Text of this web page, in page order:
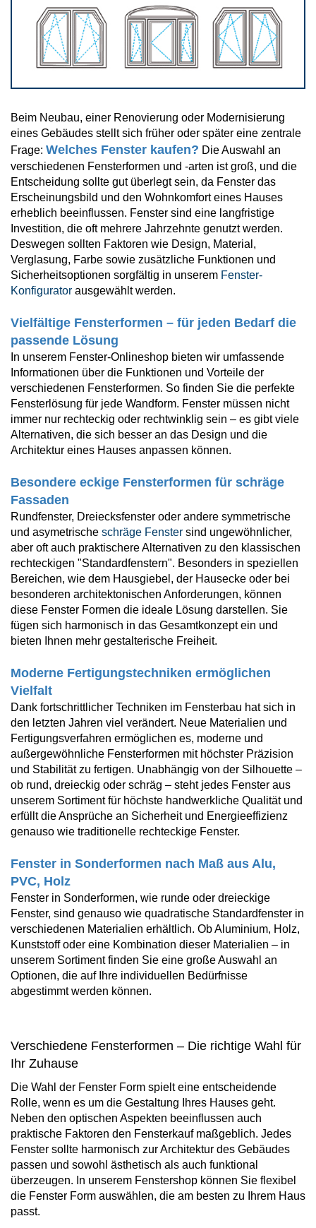
Durchreichefenster
Englische Schiebefenster
Loftfenster
Nach aussen öffnende
Niederländische Fenster
Renovationsfenster
Schiebefenster
Stahlfenster
Verglasung
Hebeschiebetüren Holz
Hebeschiebetüren Holz-Alu
FALTSCHIEBETÜREN NACH MATERIAL
Faltschiebetüren Aluminium
Faltschiebetüren Holz
PSK konfigurieren
Nebeneinganstüren
Pivottüren
Rollläden konfigurieren
WEITERE OPTIONEN
Rollläden Übersicht
Fensterläden
Textilscreens
Insektenschutz Plissee
Fensterscheiben
Fensterkopplungen
Montagematerial
Rollladenzubehör
WEITERE ZUBEHÖRTEILE
Fensterverglasung
Tür- und Fensterbeschläge
Fensterdichtungen
Folienfächer / Farbmuster
Insektenschutz
Anleitungen
THEMEN
Erklärvideos
Energiesparfenster
Sicherheitsfenster
Schallschutzfenster
Dreiecksfenster
Innenfenster
Sprossenfenster
Brandschutzfenster
Fensterfarben
Smart-Home Lösungen
Beim Neubau, einer Renovierung oder Modernisierung
eines Gebäudes stellt sich früher oder später eine zentrale
Frage: Welches Fenster kaufen? Die Auswahl an
verschiedenen Fensterformen und -arten ist groß, und die
Entscheidung sollte gut überlegt sein, da Fenster das
Erscheinungsbild und den Wohnkomfort eines Hauses
erheblich beeinflussen. Fenster sind eine langfristige
Investition, die oft mehrere Jahrzehnte genutzt werden.
Deswegen sollten Faktoren wie Design, Material,
Verglasung, Farbe sowie zusätzliche Funktionen und
Sicherheitsoptionen sorgfältig in unserem Fenster-
Konfigurator ausgewählt werden.
Vielfältige Fensterformen – für jeden Bedarf die
passende Lösung
In unserem Fenster-Onlineshop bieten wir umfassende
Informationen über die Funktionen und Vorteile der
verschiedenen Fensterformen. So finden Sie die perfekte
Fensterlösung für jede Wandform. Fenster müssen nicht
immer nur rechteckig oder rechtwinklig sein – es gibt viele
Alternativen, die sich besser an das Design und die
Architektur eines Hauses anpassen können.
Besondere eckige Fensterformen für schräge
Fassaden
Rundfenster, Dreiecksfenster oder andere symmetrische
und asymetrische schräge Fenster sind ungewöhnlicher,
aber oft auch praktischere Alternativen zu den klassischen
rechteckigen "Standardfenstern". Besonders in speziellen
Bereichen, wie dem Hausgiebel, der Hausecke oder bei
besonderen architektonischen Anforderungen, können
diese Fenster Formen die ideale Lösung darstellen. Sie
fügen sich harmonisch in das Gesamtkonzept ein und
bieten Ihnen mehr gestalterische Freiheit.
Moderne Fertigungstechniken ermöglichen
Vielfalt
Dank fortschrittlicher Techniken im Fensterbau hat sich in
den letzten Jahren viel verändert. Neue Materialien und
Fertigungsverfahren ermöglichen es, moderne und
außergewöhnliche Fensterformen mit höchster Präzision
und Stabilität zu fertigen. Unabhängig von der Silhouette –
ob rund, dreieckig oder schräg – steht jedes Fenster aus
unserem Sortiment für höchste handwerkliche Qualität und
erfüllt die Ansprüche an Sicherheit und Energieeffizienz
genauso wie traditionelle rechteckige Fenster.
Fenster in Sonderformen nach Maß aus Alu,
PVC, Holz
Fenster in Sonderformen, wie runde oder dreieckige
Fenster, sind genauso wie quadratische Standardfenster in
verschiedenen Materialien erhältlich. Ob Aluminium, Holz,
Kunststoff oder eine Kombination dieser Materialien – in
unserem Sortiment finden Sie eine große Auswahl an
Optionen, die auf Ihre individuellen Bedürfnisse
abgestimmt werden können.
Verschiedene Fensterformen – Die richtige Wahl für
Ihr Zuhause
Die Wahl der Fenster Form spielt eine entscheidende
Rolle, wenn es um die Gestaltung Ihres Hauses geht.
Neben den optischen Aspekten beeinflussen auch
praktische Faktoren den Fensterkauf maßgeblich. Jedes
Fenster sollte harmonisch zur Architektur des Gebäudes
passen und sowohl ästhetisch als auch funktional
überzeugen. In unserem Fenstershop können Sie flexibel
die Fenster Form auswählen, die am besten zu Ihrem Haus
passt.